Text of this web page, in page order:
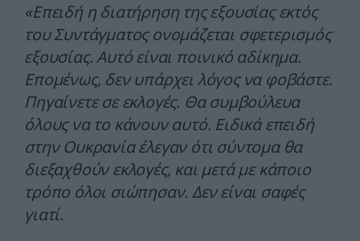
«Επειδή η διατήρηση της εξουσίας εκτός
του Συντάγματος ονομάζεται σφετερισμός
εξουσίας. Αυτό είναι ποινικό αδίκημα.
Επομένως, δεν υπάρχει λόγος να φοβάστε.
Πηγαίνετε σε εκλογές. Θα συμβούλευα
όλους να το κάνουν αυτό. Ειδικά επειδή
στην Ουκρανία έλεγαν ότι σύντομα θα
διεξαχθούν εκλογές, και μετά με κάποιο
τρόπο όλοι σιώπησαν. Δεν είναι σαφές
γιατί.